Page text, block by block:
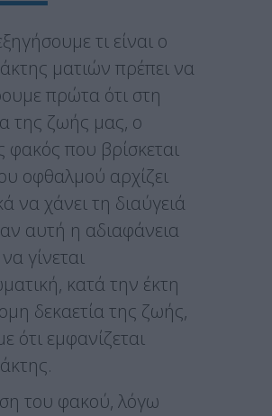
τι είναι ο
ματιών πρέπει να
πρώτα ότι στη
της ζωής μας, ο
φακός που βρίσκεται
οφθαλμού αρχίζει
να χάνει τη διαύγειά
αυτή η αδιαφάνεια
γίνεται
κατά την έκτη
δεκαετία της ζωής,
ότι εμφανίζεται
του φακού, λόγω